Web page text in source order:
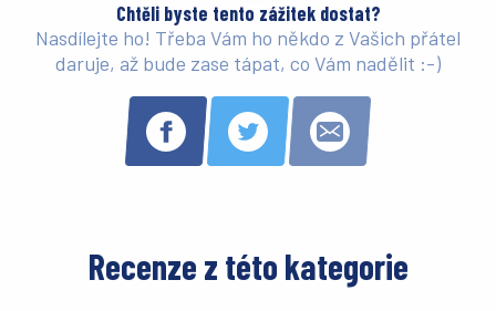
Chtěli byste tento zážitek dostat?
Nasdílejte ho! Třeba Vám ho někdo z Vašich přátel
daruje, až bude zase tápat, co Vám nadělit :-)
Recenze z této kategorie